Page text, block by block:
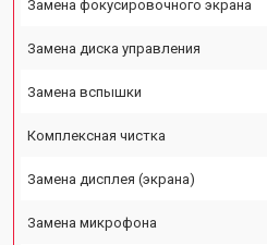
Замена фокусировочного экрана
Замена диска управления
Замена вспышки
Комплексная чистка
Замена дисплея (экрана)
Замена микрофона